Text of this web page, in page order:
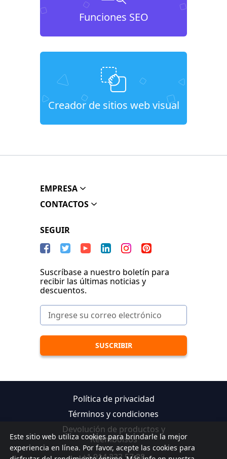
Funciones SEO
Creador de sitios web visual
Este sitio web utiliza cookies para brindarle la mejor
experiencia en línea. Por favor, acepte las cookies para
EMPRESA
CONTACTOS
SEGUIR
Suscríbase a nuestro boletín para
recibir las últimas noticias y
descuentos.
Política de privacidad
Términos y condiciones
Devolución de productos y
Reembolsos